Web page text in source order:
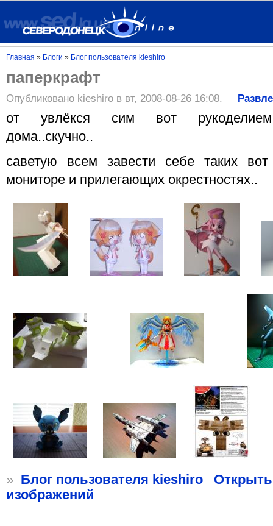
Главная » Блоги » Блог пользователя kieshiro
паперкрафт
Опубликовано kieshiro в вт, 2008-08-26 16:08.
от увлёкся сим вот
дома..скучно..
саветую всем завести себе таких
мониторе и прилегающих окрестностях..
» Блог пользователя kieshiro
изображений